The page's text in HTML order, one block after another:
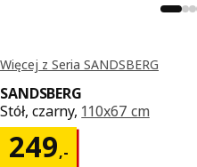
Więcej z Seria SANDSBERG
SANDSBERG
Stół, czarny, 110x67 cm
249,-
Cena 249,-